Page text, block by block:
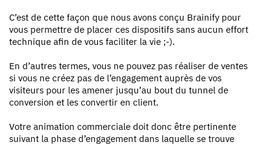
C’est de cette façon que nous avons conçu Brainify pour
vous permettre de placer ces dispositifs sans aucun effort
technique afin de vous faciliter la vie ;-).
En d’autres termes, vous ne pouvez pas réaliser de ventes
si vous ne créez pas de l’engagement auprès de vos
visiteurs pour les amener jusqu’au bout du tunnel de
conversion et les convertir en client.
Votre animation commerciale doit donc être pertinente
suivant la phase d’engagement dans laquelle se trouve